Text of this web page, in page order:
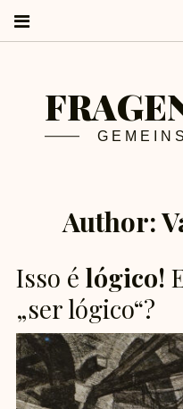
Author:
Isso é lógico!
„ser lógico“?